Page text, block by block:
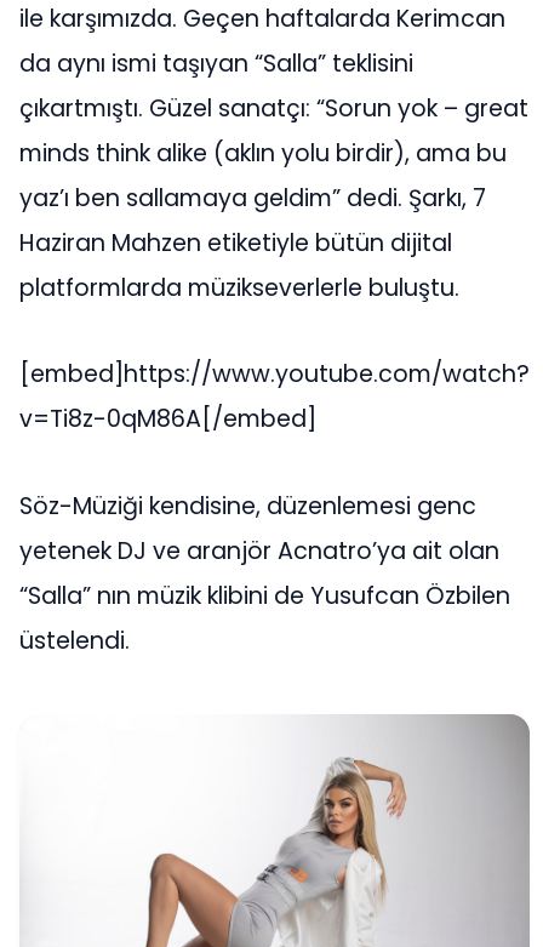
ile karşımızda. Geçen haftalarda Kerimcan
da aynı ismi taşıyan “Salla” teklisini
çıkartmıştı. Güzel sanatçı: “Sorun yok – great
minds think alike (aklın yolu birdir), ama bu
yaz’ı ben sallamaya geldim” dedi. Şarkı, 7
Haziran Mahzen etiketiyle bütün dijital
platformlarda müzikseverlerle buluştu.
[embed]https://www.youtube.com/watch?
v=Ti8z-0qM86A[/embed]
Söz-Müziği kendisine, düzenlemesi genc
yetenek DJ ve aranjör Acnatro’ya ait olan
“Salla” nın müzik klibini de Yusufcan Özbilen
üstelendi.